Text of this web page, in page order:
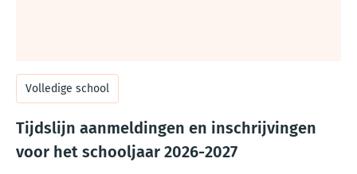
Tijdslijn aanmeldingen en inschrijvingen
voor het schooljaar 2026-2027
Volledige school